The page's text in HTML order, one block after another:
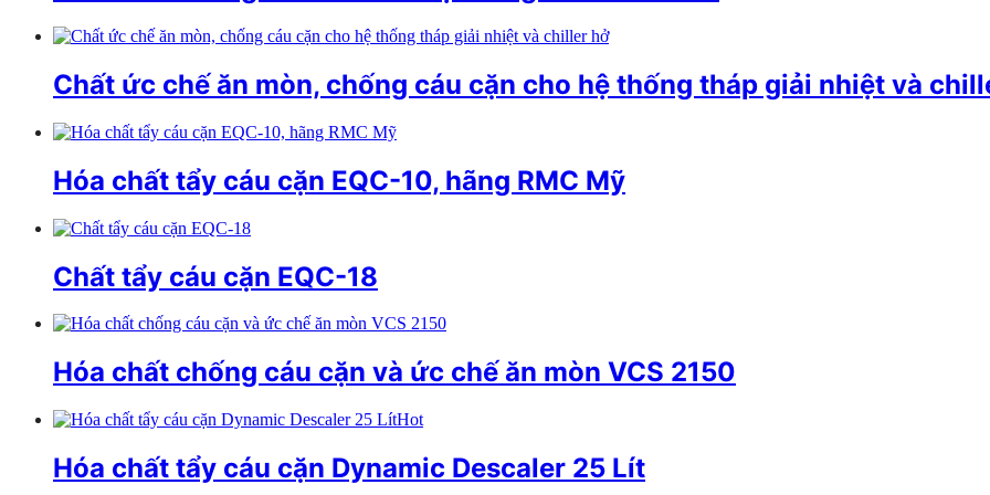
Chất ức chế ăn mòn, chống cáu cặn cho hệ thống tháp giải nhiệt và
Hóa chất tẩy cáu cặn EQC-10, hãng RMC Mỹ
Chất tẩy cáu cặn EQC-18
Hóa chất chống cáu cặn và ức chế ăn mòn VCS 2150
Hot
Hóa chất tẩy cáu cặn Dynamic Descaler 25 Lít